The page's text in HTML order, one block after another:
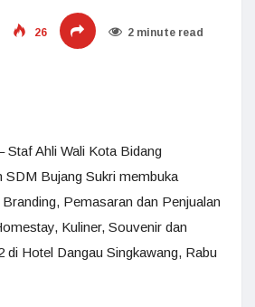
26 2 minute read
Staf Ahli Wali Kota Bidang
SDM Bujang Sukri membuka
Pemasaran dan Penjualan
Kuliner, Souvenir dan
di Hotel Dangau Singkawang, Rabu